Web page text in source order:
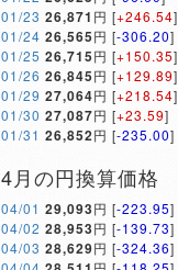
01/23 26,871 円 [+246.54]
01/24 26,565円 [-306.20]
01/25 26,715円 [+150.35]
01/26 26,845円 [+129.89]
01/29 27,064円 [+218.54]
01/30 27,087円 [+23.59]
01/31 26,852円 [-235.00]
4月の円換算価格
04/01 29,093円 [-223.95]
04/02 28,953円 [-139.73]
04/03 28,629円 [-324.36]